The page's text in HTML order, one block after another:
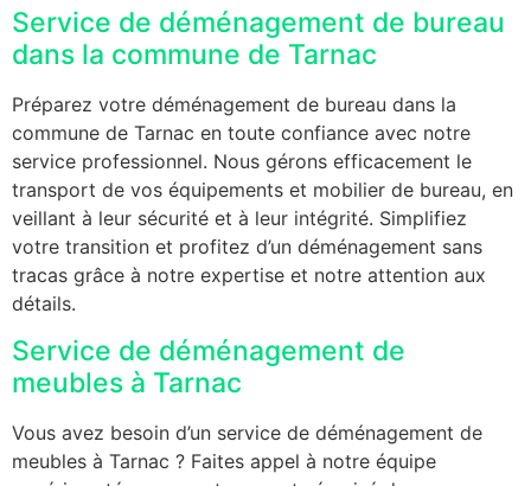
Service de déménagement de bureau
dans la commune de Tarnac
Préparez votre déménagement de bureau dans la
commune de Tarnac en toute confiance avec notre
service professionnel. Nous gérons efficacement le
transport de vos équipements et mobilier de bureau, en
veillant à leur sécurité et à leur intégrité. Simplifiez
votre transition et profitez d’un déménagement sans
tracas grâce à notre expertise et notre attention aux
détails.
Service de déménagement de
meubles à Tarnac
Vous avez besoin d’un service de déménagement de
meubles à Tarnac ? Faites appel à notre équipe